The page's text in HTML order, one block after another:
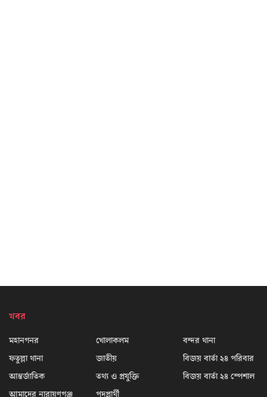
খবর
মহানগনর
ফতুল্লা থানা
আন্তর্জাতিক
আমাদের নারায়ণগঞ্জ
খোলাকলম
জাতীয়
তথ্য ও প্রযুক্তি
পদপ্রার্থী
বন্দর থানা
বিজয় বার্তা ২৪ পরিবার
বিজয় বার্তা ২৪ স্পেশাল